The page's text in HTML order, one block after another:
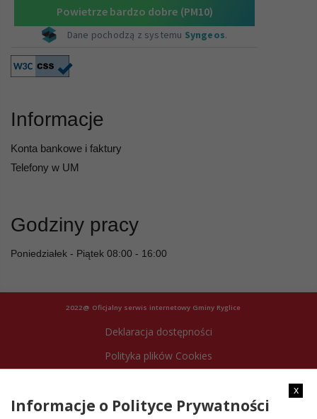
Informacje
Konta bankowe i faktury
Telefony w UM
Godziny pracy
Poniedziałek - Piątek 08:00 - 16:00
2022@ Oficjalny serwis internetowy Gminy Ryglice
Deklaracja dostępności
Polityka plików Cookies
x
Informacje o Polityce Prywatności